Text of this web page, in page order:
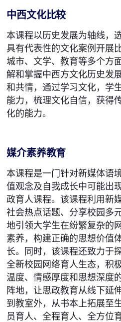
中西文化比较
本课程以历史发展为轴线，
具有代表性的文化案例开展
城市、文学、教育等多个方
解和掌握中西方文化历史发
和共情，通过学习文化，学
能力，梳理文化自信，获得
化的能力。
媒介素养教育
本课程是一门针对新媒体语
值观念及自我成长中可能出
政育人课程。该课程利用新
社会热点话题、分享校园多
地引领大学生在纷繁复杂的
素养，构建正确的思想价值
长。同时，该课程还致力于
全新校园网络育人生态，积
温度、情感厚度和思想深度
阵地，让思政教育从线下延
到教室外，从书本上拓展至
员育人、全程育人、全方位